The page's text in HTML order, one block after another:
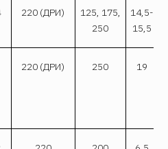
220 (ДРИ)
125, 175,
250
14,5-
15,5
220 (ДРИ) 250 19